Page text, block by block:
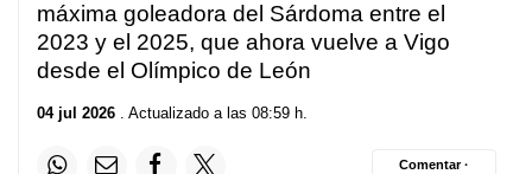
máxima goleadora del Sárdoma entre el
2023 y el 2025, que ahora vuelve a Vigo
desde el Olímpico de León
04 jul 2026 . Actualizado a las 08:59 h.
Comentar ·